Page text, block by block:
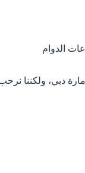
الدوام
دبي، ولكننا نرحب